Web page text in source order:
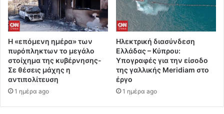
Η «επόμενη ημέρα» των
πυρόπληκτων το μεγάλο
στοίχημα της κυβέρνησης-
Σε θέσεις μάχης η
αντιπολίτευση
1 ημέρα ago
Ηλεκτρική διασύνδεση
Ελλάδας – Κύπρου:
Υπογραφές για την είσοδο
της γαλλικής Meridiam στο
έργο
1 ημέρα ago